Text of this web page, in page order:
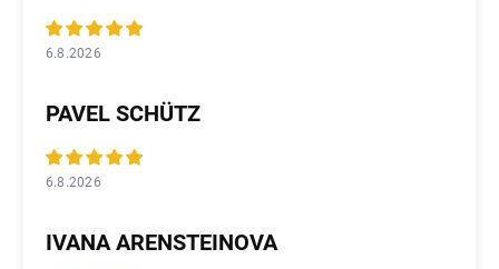
6.8.2026
PAVEL SCHÜTZ
6.8.2026
IVANA ARENSTEINOVA